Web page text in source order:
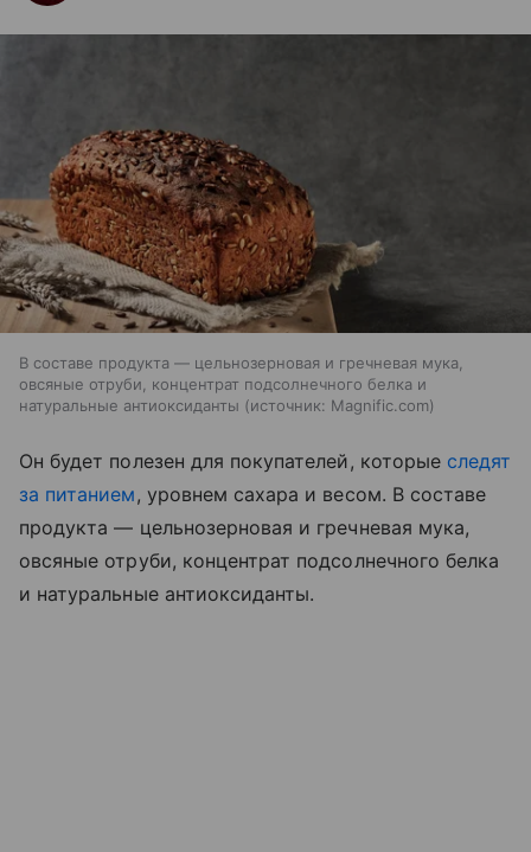
В составе продукта — цельнозерновая и гречневая мука,
овсяные отруби, концентрат подсолнечного белка и
натуральные антиоксиданты
источник: Magnific.com
Он будет полезен для покупателей, которые следят
за питанием, уровнем сахара и весом. В составе
продукта — цельнозерновая и гречневая мука,
овсяные отруби, концентрат подсолнечного белка
и натуральные антиоксиданты.